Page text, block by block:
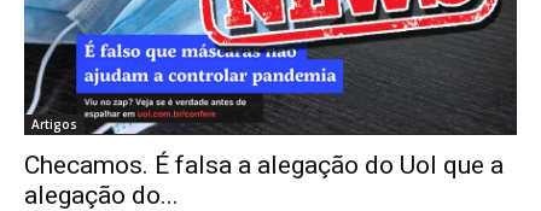
Artigos
Checamos. É falsa a alegação do Uol que a
alegação do...